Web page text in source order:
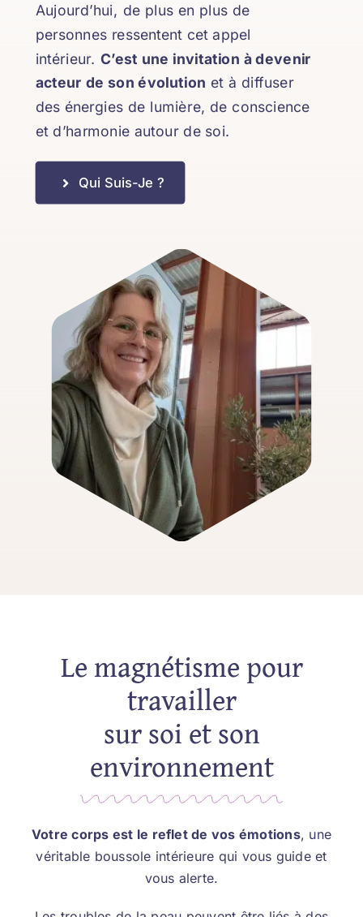
Aujourd’hui, de plus en plus de
personnes ressentent cet appel
intérieur. C’est une invitation à devenir
acteur de son évolution et à diffuser
des énergies de lumière, de conscience
et d’harmonie autour de soi.
Qui Suis-Je ?
Le magnétisme pour
travailler
sur soi et son
environnement
Votre corps est le reflet de vos émotions, une
véritable boussole intérieure qui vous guide et
vous alerte.